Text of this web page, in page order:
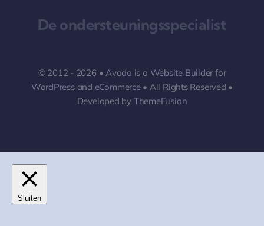
De ondersteuningsspecialist
© 2012 - 2026 • Avada is a Website Builder for
WordPressand eCommerce• All Rights Reserved •
Developed by ThemeFusion
Sluiten